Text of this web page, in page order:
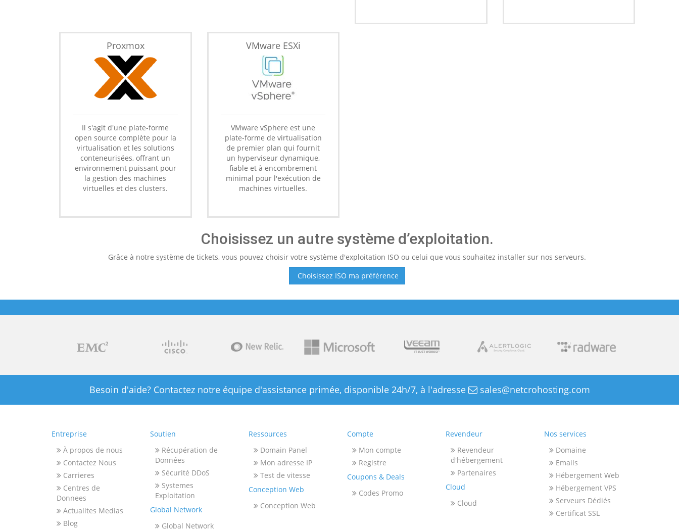
Proxmox
Il s'agit d'une plate-forme
open source complète pour la
virtualisation et les solutions
conteneurisées, offrant un
environnement puissant pour
la gestion des machines
virtuelles et des clusters.
VMware ESXi
VMware vSphere est une
plate-forme de virtualisation
de premier plan qui fournit
un hyperviseur dynamique,
fiable et à encombrement
minimal pour l'exécution de
machines virtuelles.
Choisissez un autre système d’exploitation.
Grâce à notre système de tickets, vous pouvez choisir votre système d'exploitation ISO ou celui que vous souhaitez installer sur nos serveurs.
Choisissez ISO ma préférence
Besoin d'aide? Contactez notre équipe d'assistance primée, disponible 24h/7, à l'adresse sales@netcrohosting.com
Entreprise
À propos de nous
Contactez Nous
Carrieres
Centres de
Donnees
Actualites Medias
Blog
Soutien
Récupération de
Données
Sécurité DDoS
Systemes
Exploitation
Global Network
Global Network
Ressources
Domain Panel
Mon adresse IP
Test de vitesse
Conception Web
Conception Web
Compte
Mon compte
Registre
Coupons & Deals
Codes Promo
Revendeur
Revendeur
d'hébergement
Partenaires
Cloud
Cloud
Nos services
Domaine
Emails
Hébergement Web
Hébergement VPS
Serveurs Dédiés
Certificat SSL